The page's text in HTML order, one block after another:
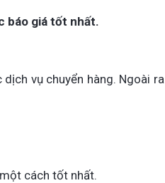
báo giá tốt nhất.
vụ chuyển hàng. Ngoài
cách tốt nhất.